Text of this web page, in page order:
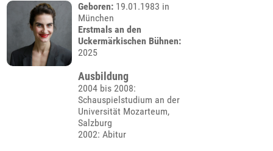
Geboren:19.01.1983 in
München
Erstmals an den
Uckermärkischen Bühnen:
2025
Ausbildung
2004 bis 2008:
Schauspielstudium an der
Universität Mozarteum,
Salzburg
2002: Abitur